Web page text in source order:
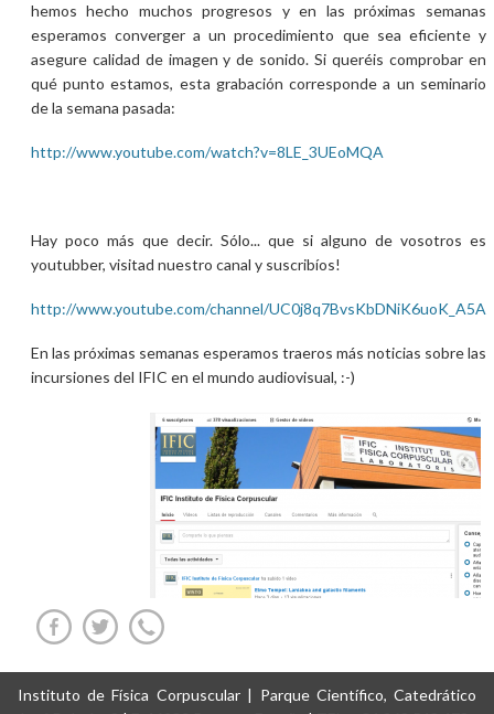
hemos hecho muchos progresos y en las próximas semanas
esperamos converger a un procedimiento que sea eficiente y
asegure calidad de imagen y de sonido. Si queréis comprobar en
qué punto estamos, esta grabación corresponde a un seminario
de la semana pasada:
http://www.youtube.com/watch?v=8LE_3UEoMQA
Hay poco más que decir. Sólo... que si alguno de vosotros es
youtubber, visitad nuestro canal y suscribíos!
http://www.youtube.com/channel/UC0j8q7BvsKbDNiK6uoK_A5A
En las próximas semanas esperamos traeros más noticias sobre las
incursiones del IFIC en el mundo audiovisual, :-)
Instituto de Física Corpuscular | Parque Científico, Catedrático